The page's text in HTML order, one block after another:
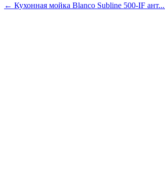
← Кухонная мойка Blanco Subline 500-IF aнт...